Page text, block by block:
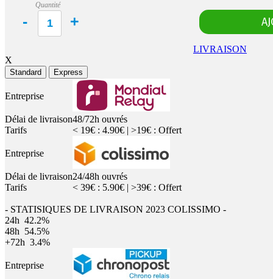
Quantité
LIVRAISON
X
Standard Express
Entreprise
Délai de livraison48/72h ouvrés
Tarifs
< 19€ : 4.90€ | >19€ : Offert
Entreprise
Délai de livraison24/48h ouvrés
Tarifs
< 39€ : 5.90€ | >39€ : Offert
- STATISIQUES DE LIVRAISON 2023 COLISSIMO -
24h 42.2%
48h 54.5%
+72h 3.4%
Entreprise